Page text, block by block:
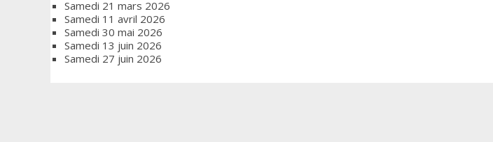
Samedi 21 mars 2026
Samedi 11 avril 2026
Samedi 30 mai 2026
Samedi 13 juin 2026
Samedi 27 juin 2026